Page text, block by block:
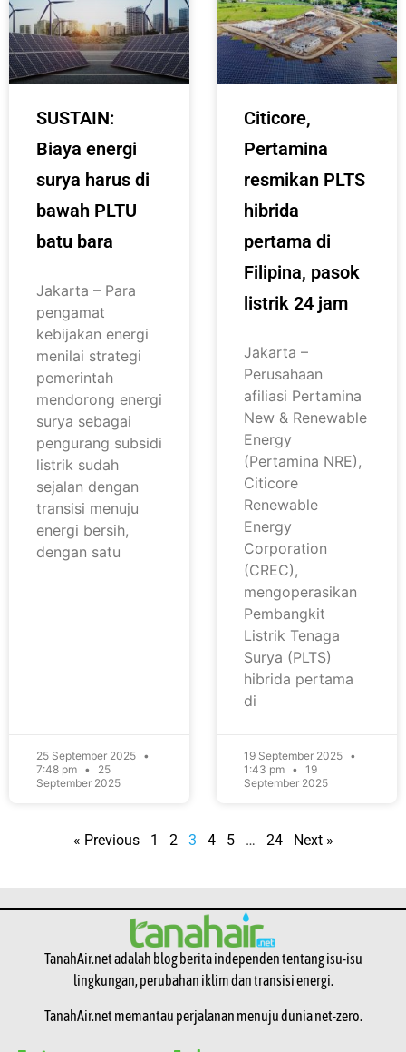
SUSTAIN:
Biaya energi
surya harus di
bawah PLTU
batu bara
Jakarta – Para
pengamat
kebijakan energi
menilai strategi
pemerintah
mendorong energi
surya sebagai
pengurang subsidi
listrik sudah
sejalan dengan
transisi menuju
energi bersih,
dengan satu
25 September 2025
7:48 pm
25
September 2025
Citicore,
Pertamina
resmikan PLTS
hibrida
pertama di
Filipina, pasok
listrik 24 jam
Jakarta –
Perusahaan
afiliasi Pertamina
New & Renewable
Energy
(Pertamina NRE),
Citicore
Renewable
Energy
Corporation
(CREC),
mengoperasikan
Pembangkit
Listrik Tenaga
Surya (PLTS)
hibrida pertama
di
19 September 2025
1:43 pm
19
September 2025
« Previous 1 2 3 4 5 … 24 Next »
TanahAir.net adalah blog berita independen tentang isu-isu
lingkungan, perubahan iklim dan transisi energi.
TanahAir.net memantau perjalanan menuju dunia net-zero.